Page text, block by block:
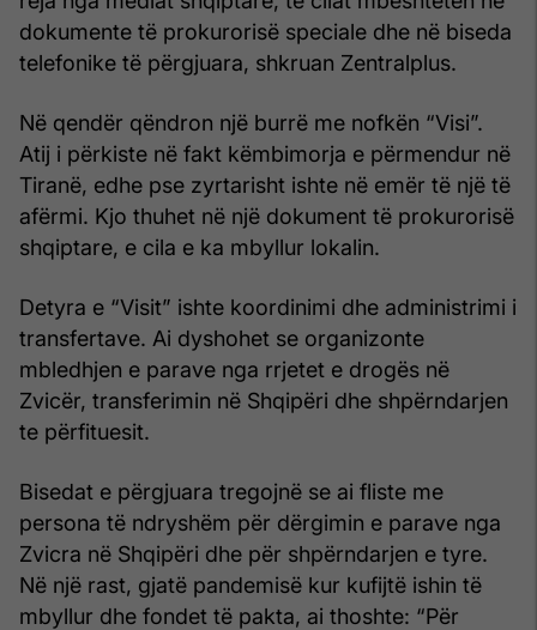
dokumente të prokurorisë speciale dhe në biseda
telefonike të përgjuara, shkruan Zentralplus.
Në qendër qëndron një burrë me nofkën “Visi”.
Atij i përkiste në fakt këmbimorja e përmendur në
Tiranë, edhe pse zyrtarisht ishte në emër të një të
afërmi. Kjo thuhet në një dokument të prokurorisë
shqiptare, e cila e ka mbyllur lokalin.
Detyra e “Visit” ishte koordinimi dhe administrimi i
transfertave. Ai dyshohet se organizonte
mbledhjen e parave nga rrjetet e drogës në
Zvicër, transferimin në Shqipëri dhe shpërndarjen
te përfituesit.
Bisedat e përgjuara tregojnë se ai fliste me
persona të ndryshëm për dërgimin e parave nga
Zvicra në Shqipëri dhe për shpërndarjen e tyre.
Në një rast, gjatë pandemisë kur kufijtë ishin të
mbyllur dhe fondet të pakta, ai thoshte: “Për